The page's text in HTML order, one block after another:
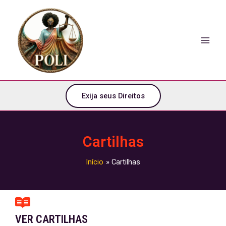
conteúdo
conteúdo
Exija seus Direitos
Cartilhas
Início Cartilhas
VER CARTILHAS